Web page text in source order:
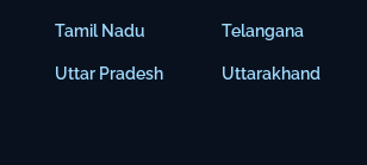
Tamil Nadu
Uttar Pradesh
Telangana
Uttarakhand